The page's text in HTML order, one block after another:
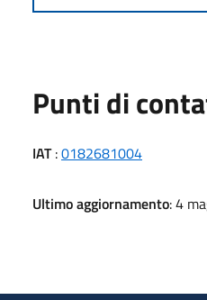
Punti di
IAT:0182681004
Ultimo aggiornamento: 4